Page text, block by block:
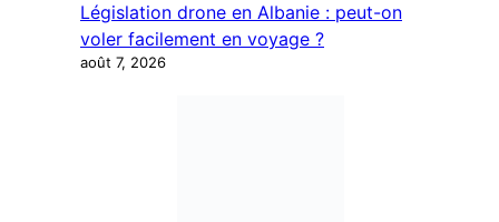
Législation drone en Albanie : peut-on
voler facilement en voyage ?
août 7, 2026